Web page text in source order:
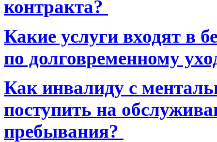
контракта?
Какие услуги входят в
по долговременному
Как инвалиду с
поступить на
пребывания?